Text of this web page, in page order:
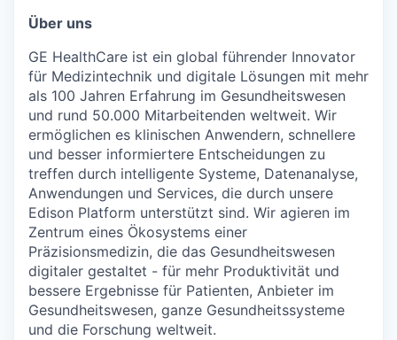
Über uns
GE HealthCare ist ein global führender Innovator
für Medizintechnik und digitale Lösungen mit mehr
als 100 Jahren Erfahrung im Gesundheitswesen
und rund 50.000 Mitarbeitenden weltweit. Wir
ermöglichen es klinischen Anwendern, schnellere
und besser informiertere Entscheidungen zu
treffen durch intelligente Systeme, Datenanalyse,
Anwendungen und Services, die durch unsere
Edison Platform unterstützt sind. Wir agieren im
Zentrum eines Ökosystems einer
Präzisionsmedizin, die das Gesundheitswesen
digitaler gestaltet - für mehr Produktivität und
bessere Ergebnisse für Patienten, Anbieter im
Gesundheitswesen, ganze Gesundheitssysteme
und die Forschung weltweit.